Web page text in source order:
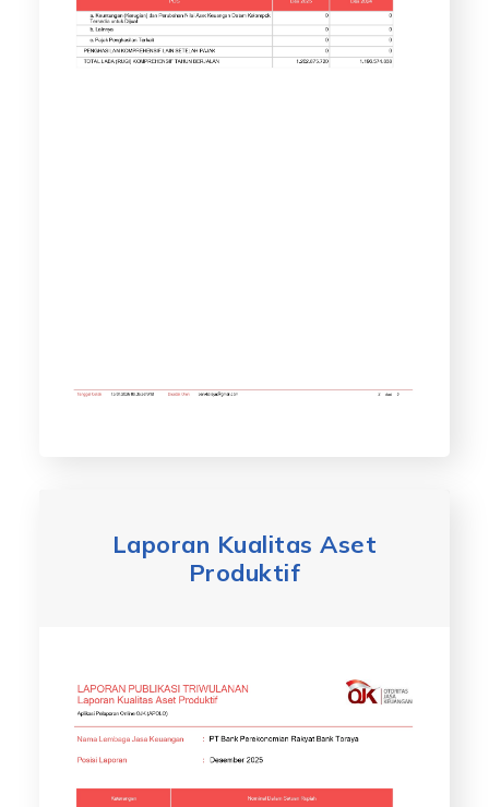
Laporan Kualitas Aset
Produktif